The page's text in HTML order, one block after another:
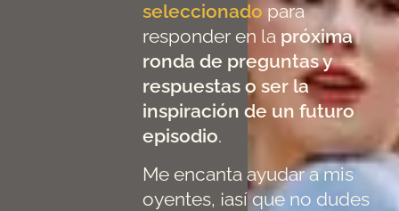
seleccionado para
responder en la próxima
ronda de preguntas y
respuestas o ser la
inspiración de un futuro
episodio.
Me encanta ayudar a mis
oyentes, ¡así que no dudes